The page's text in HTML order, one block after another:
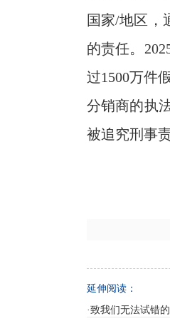
国家/地区，
的责任。
过1500万件
分销商的执
被追究刑事责
延伸阅读：
·致我们无法试错